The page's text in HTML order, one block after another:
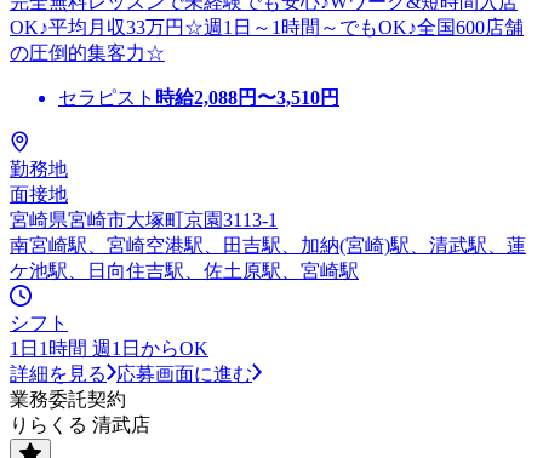
OK♪平均月収33万円☆週1日～1時間～でもOK♪全国600店舗
の圧倒的集客力☆
セラピスト 時給2,088円〜3,510円
勤務地
面接地
宮崎県宮崎市大塚町京園3113-1
南宮崎駅、宮崎空港駅、田吉駅、加納(宮崎)駅、清武駅、蓮
ケ池駅、日向住吉駅、佐土原駅、宮崎駅
シフト
1日1時間 週1日からOK
詳細を見る
応募画面に進む
業務委託契約
りらくる 清武店